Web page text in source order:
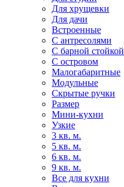
Для хрущевки
Для дачи
Встроенные
С антресолями
С барной стойкой
С островом
Малогабаритные
Модульные
Скрытые ручки
Размер
Мини-кухни
Узкие
3 кв. м.
5 кв. м.
6 кв. м.
9 кв. м.
Все для кухни